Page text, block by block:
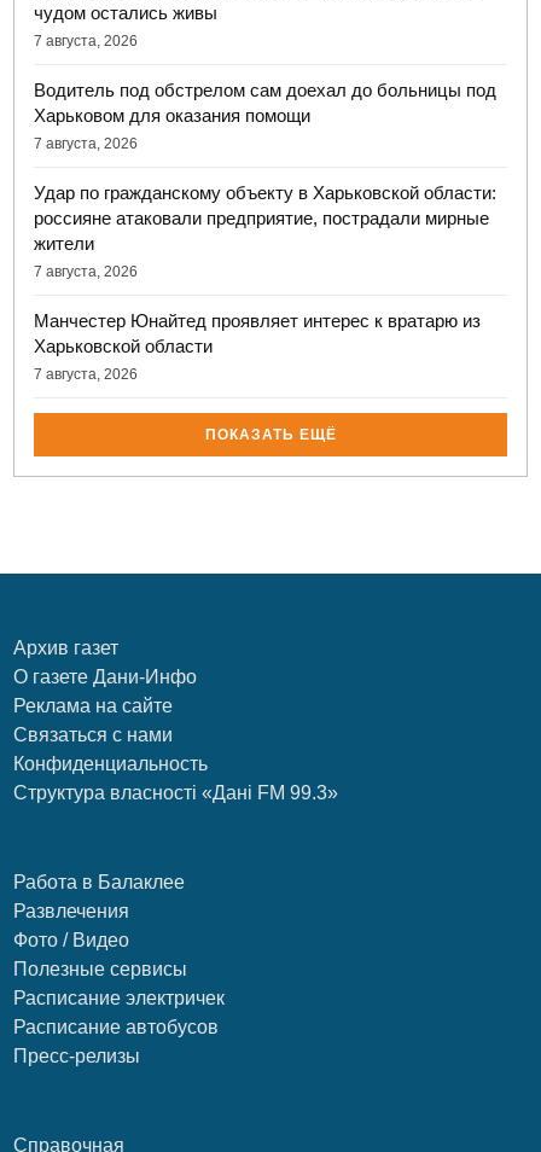
чудом остались живы
7 августа, 2026
Водитель под обстрелом сам доехал до больницы под
Харьковом для оказания помощи
7 августа, 2026
Удар по гражданскому объекту в Харьковской области:
россияне атаковали предприятие, пострадали мирные
жители
7 августа, 2026
Манчестер Юнайтед проявляет интерес к вратарю из
Харьковской области
7 августа, 2026
ПОКАЗАТЬ ЕЩЁ
Архив газет
О газете Дани-Инфо
Реклама на сайте
Связаться с нами
Конфиденциальность
Структура власності «Дані FM 99.3»
Работа в Балаклее
Развлечения
Фото / Видео
Полезные сервисы
Расписание электричек
Расписание автобусов
Пресс-релизы
Справочная